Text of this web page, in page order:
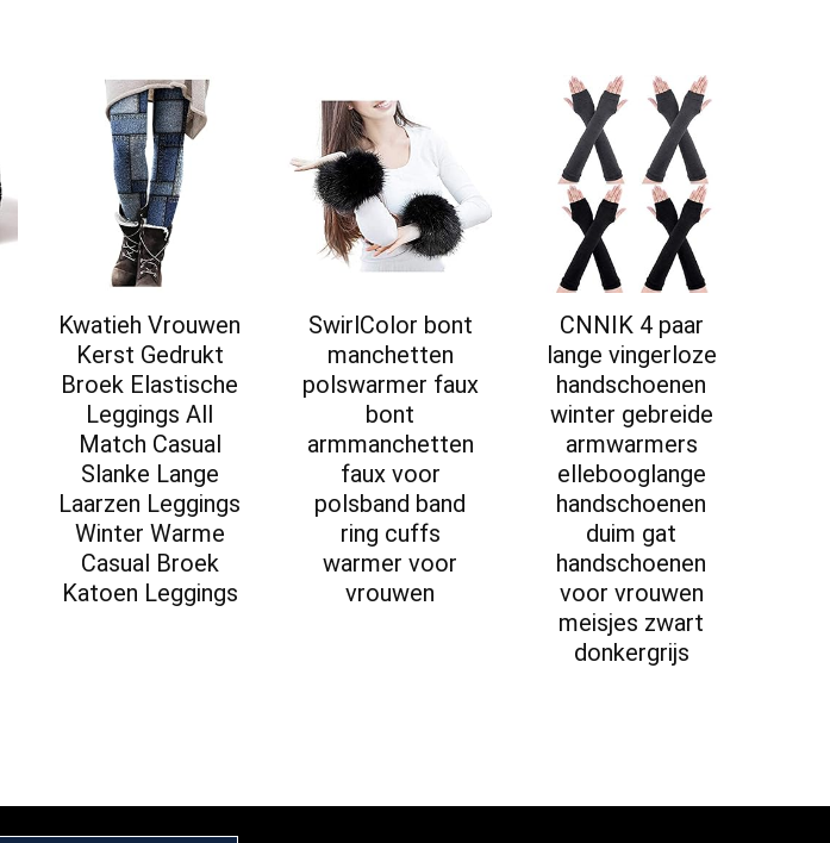
Kwatieh Vrouwen
Kerst Gedrukt
Broek Elastische
Leggings All
Match Casual
Slanke Lange
Laarzen Leggings
Winter Warme
Casual Broek
Katoen Leggings
SwirlColor bont
manchetten
polswarmer faux
bont
armmanchetten
faux voor
polsband band
ring cuffs
warmer voor
vrouwen
CNNIK 4 paar
lange vingerloze
handschoenen
winter gebreide
armwarmers
ellebooglange
handschoenen
duim gat
handschoenen
voor vrouwen
meisjes zwart
donkergrijs